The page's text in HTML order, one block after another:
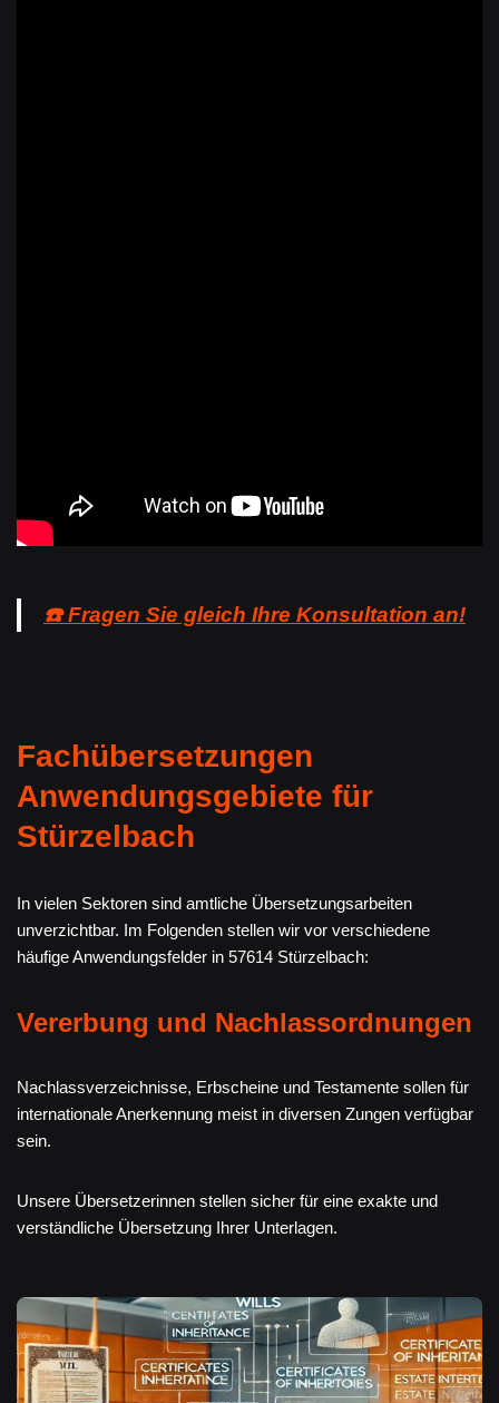
☎️ Fragen Sie gleich Ihre Konsultation an!
Fachübersetzungen
Anwendungsgebiete für
Stürzelbach
In vielen Sektoren sind amtliche Übersetzungsarbeiten
unverzichtbar. Im Folgenden stellen wir vor verschiedene
häufige Anwendungsfelder in 57614 Stürzelbach:
Vererbung und Nachlassordnungen
Nachlassverzeichnisse, Erbscheine und Testamente sollen für
internationale Anerkennung meist in diversen Zungen verfügbar
sein.
Unsere Übersetzerinnen stellen sicher für eine exakte und
verständliche Übersetzung Ihrer Unterlagen.